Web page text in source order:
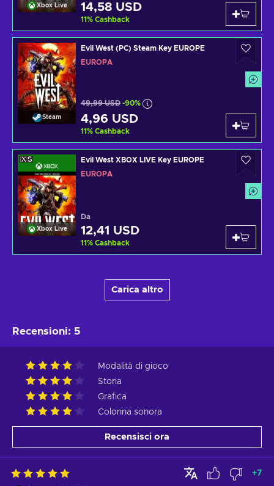
Xbox Live 14,58 USD
11% Cashback
Steam
Evil West (PC) Steam Key EUROPE
EUROPA
49,99 USD -90%
4,96 USD
11% Cashback
Xbox Live
Evil West XBOX LIVE Key EUROPE
EUROPA
Da
12,41 USD
11% Cashback
Carica altro
Recensioni: 5
Modalità di gioco
Storia
Grafica
Colonna sonora
Recensisci ora
+7